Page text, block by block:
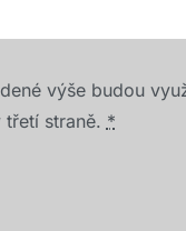
výše budou
straně. *